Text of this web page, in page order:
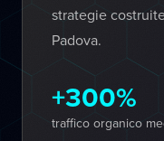
strategie
Padova.
+300%
traffico organico